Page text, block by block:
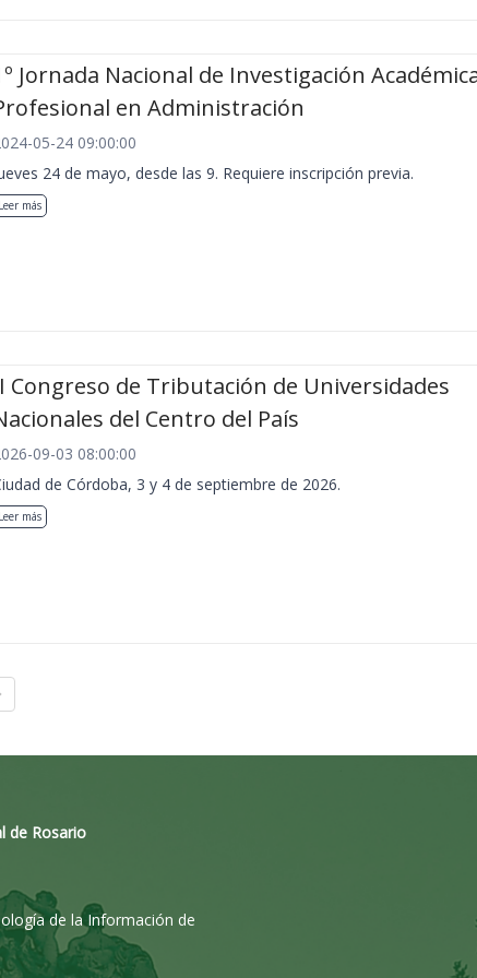
Jornada Nacional de Investigación
en Administración
05-24 09:00:00
24 de mayo, desde las 9. Requiere inscripción previa.
Leer más
Congreso de Tributación de Universidades
del Centro del País
09-03 08:00:00
de Córdoba, 3 y 4 de septiembre de 2026.
Leer más
de Rosario
de la Información de